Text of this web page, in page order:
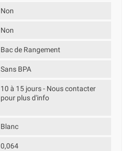
Non
Non
Bac de Rangement
Sans BPA
10 à 15 jours - Nous contacter
pour plus d'info
Blanc
0,064